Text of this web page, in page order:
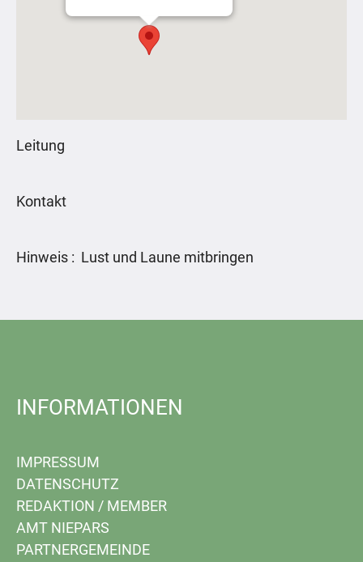
Leitung
Kontakt
Hinweis : Lust und Laune mitbringen
INFORMATIONEN
IMPRESSUM
DATENSCHUTZ
REDAKTION / MEMBER
AMT NIEPARS
PARTNERGEMEINDE